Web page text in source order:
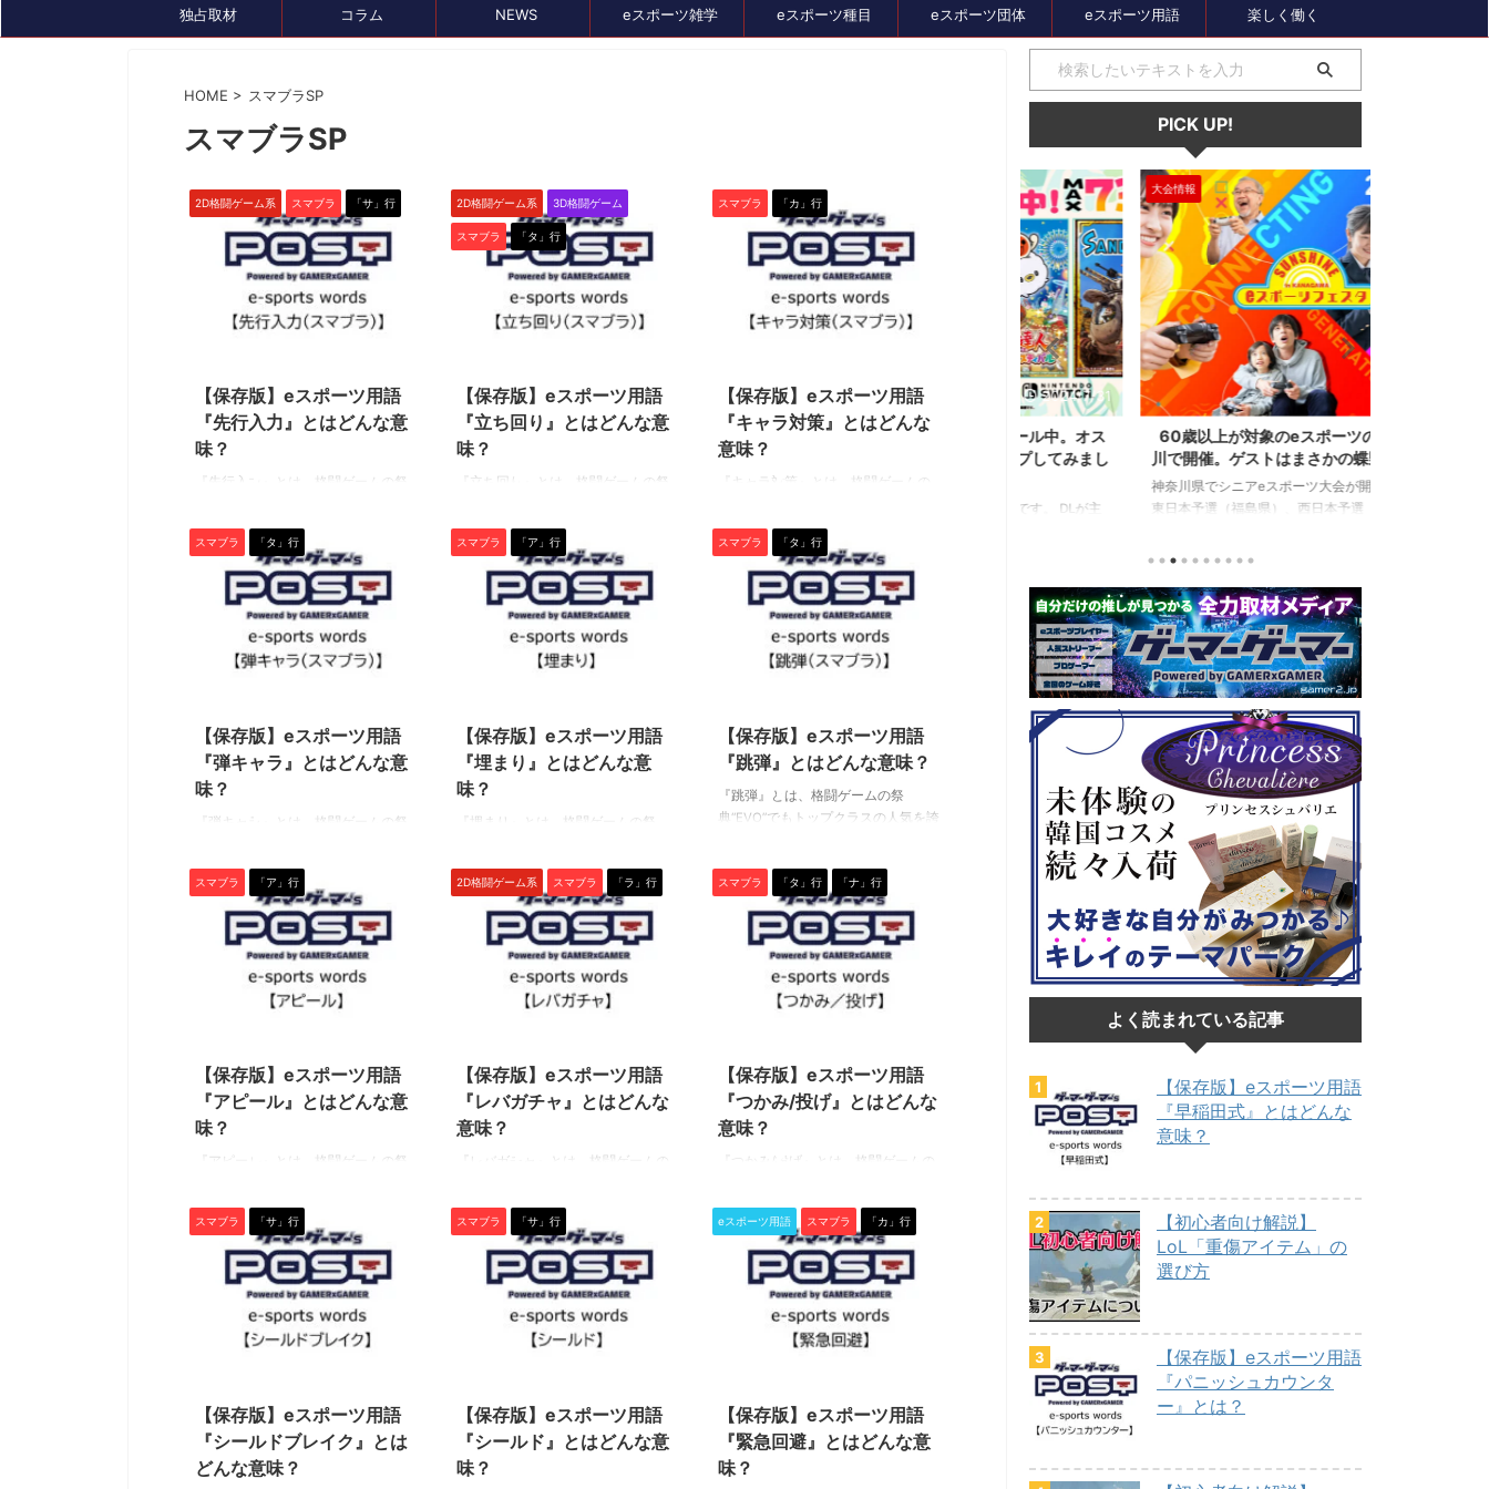
独占取材 コラム NEWS eスポーツ雑学 eスポーツ種目 eスポーツ団体 eスポーツ用語 楽しく働く
HOME > スマブラSP
スマブラSP
2D格闘ゲーム系 スマブラ 「サ」行
【保存版】eスポーツ用語
『先行入力』とはどんな意
味？
『先行入力』とは、格闘ゲームの祭
るeスポーツタイトル『大乱闘スマッ
シュブラザーズSP』や格闘ゲーム
『ストリートファイター6』（スト
6）など、主に対戦格闘ゲームの中で
使われる専門用語です。 ぜひ、この
機会に用語の意味を学んで、知識と
技術を深めましょう！（下につづ
（受付猶予時間）を利用して、次の
コマンドを他のアクション中もしく
はその前にあらかじめ入力しておく
テクニックやシステムのこと。 先行
入力を仕込んで ...
2D格闘ゲーム系 3D格闘ゲーム
スマブラ 「タ」行
【保存版】eスポーツ用語
『立ち回り』とはどんな意
味？
『立ち回り』とは、格闘ゲームの祭
るeスポーツタイトル『大乱闘スマッ
シュブラザーズSP』や、『ストリー
トファイター6』（スト6）や『鉄拳
８』の中で使われる専門用語です。
ぜひ、この機会に用語の意味を学ん
で、知識と技術を深めましょう！
（下につづく） 立ち回り 『立ち回
び」のことを指します。 人によって
とらえ方が変わる言葉ではあります
が、中距離～遠距離での行動全般を
指すといっても良いかもしれませ
ん。（逆に、至近距 ...
スマブラ 「カ」行
【保存版】eスポーツ用語
『キャラ対策』とはどんな
意味？
『キャラ対策』とは、格闘ゲームの
誇るeスポーツタイトル『大乱闘スマ
ッシュブラザーズSP』の中で使われ
る専門用語です。 ぜひ、この機会に
用語の意味を学んで、知識と技術を
深めましょう！（下につづく） キャ
ラ対策 『キャラ対策』とは、相手フ
ァイターの基本となる立ち回りや、
ァイターを知ることは、自分の使用
ファイターを知ることと同じぐらい
大事。 相手ファイターが ・どんな牽
制を入れたいのか ・どんな技を通し
たいの ...
スマブラ 「タ」行
【保存版】eスポーツ用語
『弾キャラ』とはどんな意
味？
『弾キャラ』とは、格闘ゲームの祭
るeスポーツタイトル『大乱闘スマッ
シュブラザーズSP』の中で使われる
専門用語です。 ぜひ、この機会に用
語の意味を学んで、知識と技術を深
めましょう！（下につづく） 弾キャ
ラ 『弾キャラ』とは、飛び道具を中
心に戦うファイターの総称。 公式用
ンなど、優秀な飛び道具を複数持つ
ファイターが弾キャラと呼ばれるこ
とが多いです。 これらのファイター
と戦う際は、どうしても「飛び道具
をどう対処 ...
スマブラ 「ア」行
【保存版】eスポーツ用語
『埋まり』とはどんな意
味？
『埋まり』とは、格闘ゲームの祭
るeスポーツタイトル『大乱闘スマッ
シュブラザーズSP』の中で使われる
専門用語です。 ぜひ、この機会に用
語の意味を学んで、知識と技術を深
めましょう！（下につづく） 埋まり
『埋まり』とは、状態異常のひと
つ。埋まり状態になると、ファイタ
なります。 埋まり状態になるのは、
対応した技(一部ファイターの必殺ワ
ザ、投げ技など)を地上で受けるこ
と。 加えて、一部アイテムやステー
ジギミックに ...
スマブラ 「タ」行
【保存版】eスポーツ用語
『跳弾』とはどんな意味？
『跳弾』とは、格闘ゲームの祭
典“EVO”でもトップクラスの人気を誇
専門用語です。 ぜひ、この機会に用
語の意味を学んで、知識と技術を深
めましょう！（下につづく） 跳弾
『跳弾』とは、飛び道具を防いだ
時、シールドをかすめるように当た
ると飛び道具の軌道が変わって斜め
がいると、不運にも被弾してしまい
ます。 『反射』とも少し似ています
が、跳弾した飛び ...
スマブラ 「ア」行
【保存版】eスポーツ用語
『アピール』とはどんな意
味？
『アピール』とは、格闘ゲームの祭
るeスポーツタイトル『大乱闘スマッ
シュブラザーズSP』の中で使われる
専門用語です。 ぜひ、この機会に用
語の意味を学んで、知識を深めまし
ょう！（下につづく） アピール 『ア
ピール』とは、ファイター固有の挑
発行動のこと。 やり方は、地上でア
つのアピールを持っていて、押した
十字キーの方向によってアピールの
内容が変わります。 基本的にはどの
アピールも相手に隙を晒すだけです
2D格闘ゲーム系 スマブラ 「ラ」行
【保存版】eスポーツ用語
『レバガチャ』とはどんな
意味？
『レバガチャ』とは、格闘ゲームの
誇るeスポーツタイトル『大乱闘スマ
ッシュブラザーズSP』や『ストリー
トファイターV』などの格闘ゲーム
（格ゲー）の中で使われる専門用語
です。 ぜひ、この機会に用語の意味
を学んで、知識と技術を深めましょ
う！（下につづく） レバガチャ 『ス
と」を意味し、それを略した言葉が
『レバガチャ』です。 アーケードゲ
ームに付けられた操作機器のレバー
をガチャガチャしたことに由来し、
スマブラ 「タ」行 「ナ」行
【保存版】eスポーツ用語
『つかみ/投げ』とはどんな
意味？
『つかみ/投げ』とは、格闘ゲームの
誇るeスポーツタイトル『大乱闘スマ
ッシュブラザーズSP』の中で使われ
る専門用語です。 ぜひ、この機会に
用語の意味を学んで、知識と技術を
深めましょう！（下につづく） つか
み/投げ 『つかみ』とは、ファイター
が地上にいる時に、相手を掴んで拘
相手を任意の方向に投げ飛ばす攻撃
のこと。 相手ファイターが近距離に
いる時につかみボタン(デフォルトは
L,Rボタン)を押すことで、相手を拘束
スマブラ 「サ」行
【保存版】eスポーツ用語
『シールドブレイク』とは
どんな意味？
スマブラ 「サ」行
【保存版】eスポーツ用語
『シールド』とはどんな意
味？
eスポーツ用語 スマブラ 「カ」行
【保存版】eスポーツ用語
『緊急回避』とはどんな意
味？
PICK UP!
2024/7/26
ルンファク』展が8/4(日)まで開催中！ゲ
ムDL版も7月末まで最大50％OFFセール
クトリー』の展覧会が開催中です。 期間は
金)～8/4(日)の10日間のみなので、ファンの方
お見逃しなく！繊細なタッチで描かれた魅力的な
ャラクターのグッズを手に入れる貴重なチャンス
すよ。 ゲームのDL版も7月末までセール中なの
、イラストを見て気になった人はこの機会にプレ
してみてください！ （以下、リリース内容をその
トピック
2024/8/21
ゲーミングデバイス比較メディア
『GameLens』に掲載されました！
GameLensさんでは、PCに限らず家庭用ゲーム機を
含む様々なハードのデバイスや、プロゲーマーやス
トリーマーが使用しているデバイスを紹介していま
す。加えて、プロゲーマーのマウス感度やキー設定
など細かいことまで網羅していますよ。 何か新しい
デバイスを検討するときや、新しい環境を構築した
り、設定を試してみたりしたいときに参考にしてみ
セール、クーポン情報
バンナムのゲームのDL版がセール中。オス
スメタイトルを4つピックアップしてみまし
流になりつつある昨今、セールするとお得感から積
みゲーしてしまいがちな人も多いはず。ということ
で、今回は1年後、2年後に遊んでも楽しめるような
タイトルを独自にピックアップしてみました。（類
似したゲームや続編が出にくいゲーム、長く遊べる
ゲーム、定番ゲーム） 注目タイトル ◆『LITTLE
NIGHTMARES-リトルナイトメア-１＆２セット』
大会情報
2024/7/31
60歳以上が対象のeスポーツの大会が神奈
川で開催。ゲストはまさかの蝶野正洋！！！
神奈川県でシニアeスポーツ大会が開催されます。
東日本予選（福島県）、西日本予選（大阪府）、関
楽しめるイベントになっているようです。 ちなみ
に、ゲストのプロレスラーである蝶野正洋さんは今
年60歳になるそうです。トークセッションに登場し
ますよ。 この記事のポイント ・大会参加者は60歳
以上 ・3地区で予選あり。予選は8月24日、25日と9
月22日。本戦は9月22日（事前エ ...
よく読まれている記事
【保存版】eスポーツ用語
『早稲田式』とはどんな
意味？
【初心者向け解説】
LoL「重傷アイテム」の
選び方
【保存版】eスポーツ用語
『パニッシュカウンタ
ー』とは？